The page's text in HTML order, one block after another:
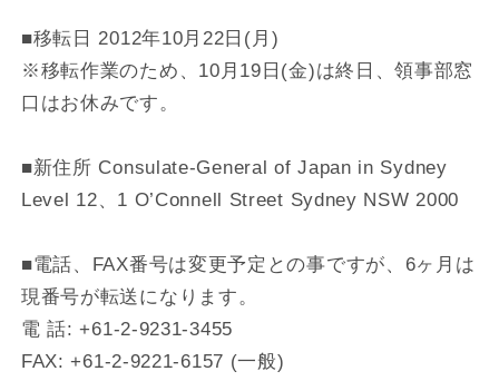
■移転日 2012年10月22日(月)
※移転作業のため、10月19日(金)は終日、領事部窓
口はお休みです。
■新住所 Consulate-General of Japan in Sydney
Level 12、1 O’Connell Street Sydney NSW 2000
■電話、FAX番号は変更予定との事ですが、6ヶ月は
現番号が転送になります。
電 話: +61-2-9231-3455
FAX: +61-2-9221-6157 (一般)